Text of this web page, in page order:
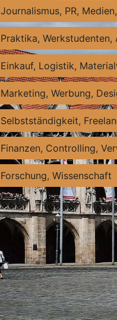
Journalismus, PR,
Praktika, Werkstudenten,
Einkauf, Logistik,
Marketing, Werbung,
Selbstständigkeit,
Finanzen, Controlling,
Forschung, Wissenschaft